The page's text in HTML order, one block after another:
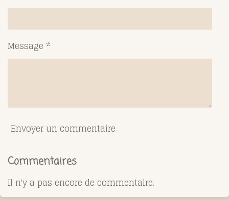
Message *
Envoyer un commentaire
Commentaires
Il n'y a pas encore de commentaire.